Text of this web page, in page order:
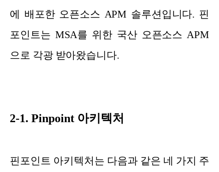
에 배포한 오픈소스 APM 솔루션입니다. 핀
포인트는 MSA를 위한 국산 오픈소스 APM
으로 각광 받아왔습니다.
2-1. Pinpoint 아키텍처
핀포인트 아키텍처는 다음과 같은 네 가지 주